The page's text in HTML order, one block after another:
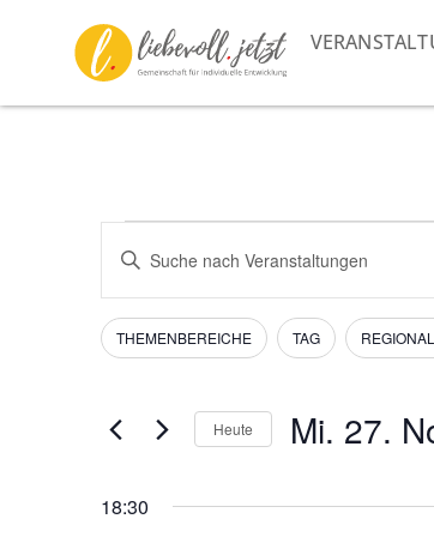
Veranstaltungen
Suche
und
Navigation
Bitte
Schlüsselwort
Suche
nach
Veranstaltungen
Schlüsselwort.
Filter
Das
Ändern
Formular-
Eingabefelder
die
THEMENBEREICHE TAG
Heute Mi. 27.
18:30